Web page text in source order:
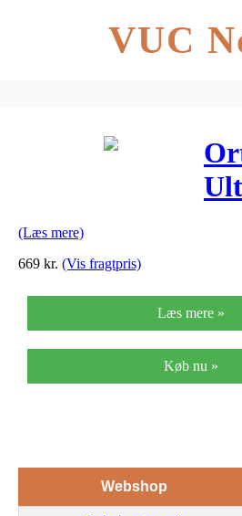
VUC
–
(Læs mere)
669 kr. (Vis fragtpris)
Læs mere »
Køb nu »
Webshop